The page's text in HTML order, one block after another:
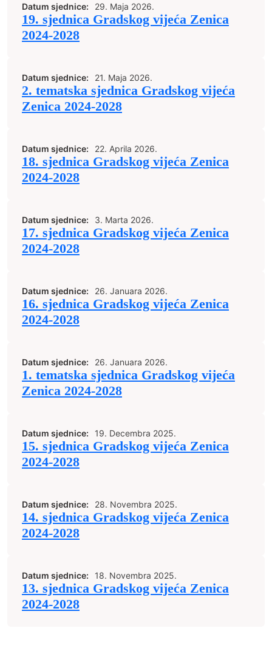
Datum sjednice: 29. Maja 2026.
19. sjednica Gradskog vijeća Zenica
2024-2028
Datum sjednice: 21. Maja 2026.
2. tematska sjednica Gradskog vijeća
Zenica 2024-2028
Datum sjednice: 22. Aprila 2026.
18. sjednica Gradskog vijeća Zenica
2024-2028
Datum sjednice: 3. Marta 2026.
17. sjednica Gradskog vijeća Zenica
2024-2028
Datum sjednice: 26. Januara 2026.
16. sjednica Gradskog vijeća Zenica
2024-2028
Datum sjednice: 26. Januara 2026.
1. tematska sjednica Gradskog vijeća
Zenica 2024-2028
Datum sjednice: 19. Decembra 2025.
15. sjednica Gradskog vijeća Zenica
2024-2028
Datum sjednice: 28. Novembra 2025.
14. sjednica Gradskog vijeća Zenica
2024-2028
Datum sjednice: 18. Novembra 2025.
13. sjednica Gradskog vijeća Zenica
2024-2028